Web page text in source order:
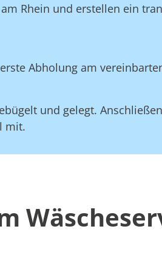
Rhein und erstellen ein
Abholung am
und gelegt.
mit.